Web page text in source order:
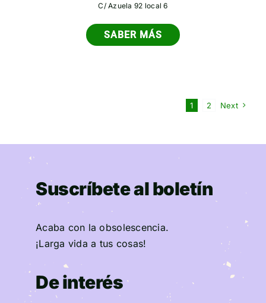
C/ Azuela 92 local 6
SABER MÁS
1 2 Next
Suscríbete al boletín
Acaba con la obsolescencia.
¡Larga vida a tus cosas!
De interés